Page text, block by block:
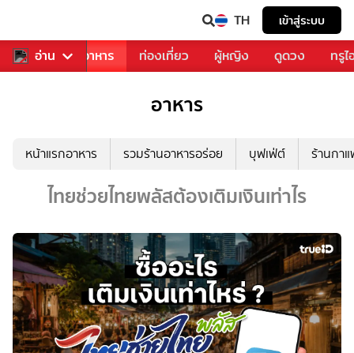
TH เข้าสู่ระบบ
อ่าน
การเพลง อาหาร ท่องเที่ยว ผู้หญิง ดูดวง ทรู
อาหาร
หน้าแรกอาหาร รวมร้านอาหารอร่อย บุฟเฟ่ต์ ร้านกา
ไทยช่วยไทยพลัสต้องเติมเงินเท่าไร